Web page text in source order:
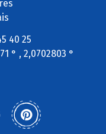
40 25
° , 2,0702803 °